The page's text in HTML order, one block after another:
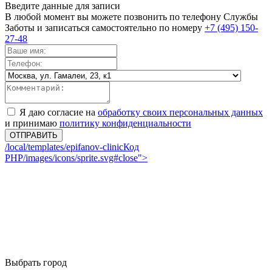
Введите данные для записи
В любой момент вы можете позвонить по телефону Службы
Заботы и записаться самостоятельно по номеру +7 (495) 150-
27-48
Я даю согласие на обработку своих персональных данных
и принимаю политику конфиденциальности
ОТПРАВИТЬ
/local/templates/epifanov-clinicКод
PHP/images/icons/sprite.svg#close">
Выбрать город